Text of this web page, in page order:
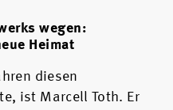
wegen:
Heimat
diesen
ist Marcell Toth. Er